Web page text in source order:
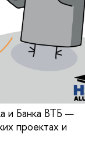
и Банка ВТБ —
проектах и